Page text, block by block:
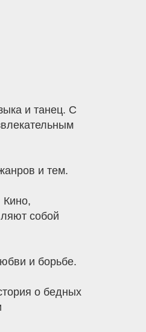
и танец. С
и тем.
Кино,
собой
и борьбе.
о бедных